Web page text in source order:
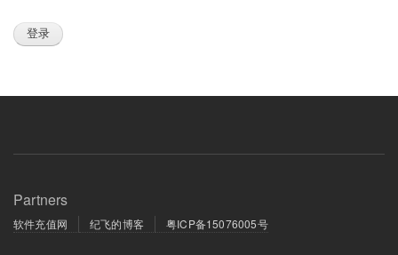
Partners
软件充值网 纪飞的博客 粤ICP备15076005号